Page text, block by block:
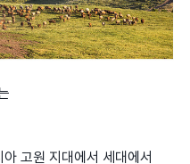
고원 지대에서 세대에서